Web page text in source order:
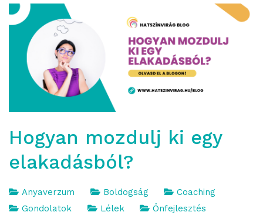
Hogyan mozdulj ki egy
elakadásból?
Anyaverzum Boldogság
Coaching
Gondolatok
Lélek
Önfejlesztés